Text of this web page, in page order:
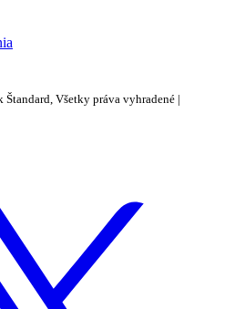
Štandard, Všetky práva vyhradené |